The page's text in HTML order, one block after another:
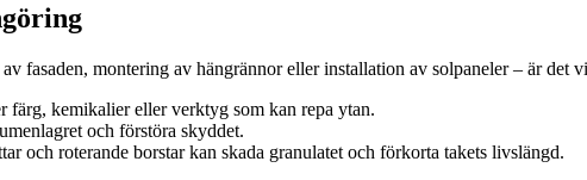
fasaden, montering av hängrännor eller installation av solpaneler – är det
färg, kemikalier eller verktyg som kan repa ytan.
och förstöra skyddet.
och roterande borstar kan skada granulatet och förkorta takets livslängd.